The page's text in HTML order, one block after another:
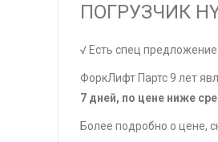
ПОГРУЗЧИК
√ Есть спец
ФоркЛифт Партс 9 лет
7 дней, по цене ниже
Более подробно о цене,